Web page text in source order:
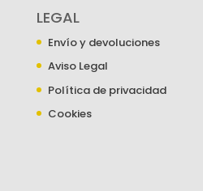
LEGAL
Envío y devoluciones
Aviso Legal
Política de privacidad
Cookies